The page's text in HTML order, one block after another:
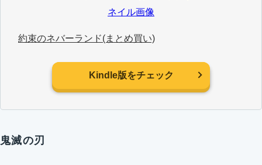
約束のネバーランド(まとめ買い)
Kindle版をチェック
鬼滅の刃